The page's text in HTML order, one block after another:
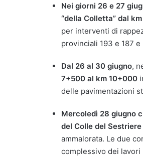
Nei giorni 26 e 27
“della Colletta” dal
per interventi di
provinciali 193 e 187 e
Dal 26 al 30 giugno,
7+500 al km 10+000
delle pavimentazioni
Mercoledì 28 giugno
del Colle del Sestriere
ammalorata. Le due
complessivo dei